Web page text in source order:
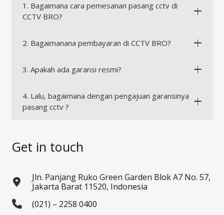
1. Bagaimana cara pemesanan pasang cctv di
CCTV BRO?
2. Bagaimanana pembayaran di CCTV BRO?
3. Apakah ada garansi resmi?
4. Lalu, bagaimana dengan pengajuan garansinya
pasang cctv ?
Get in touch
Jln. Panjang Ruko Green Garden Blok A7 No. 57,
Jakarta Barat 11520, Indonesia
(021) – 2258 0400